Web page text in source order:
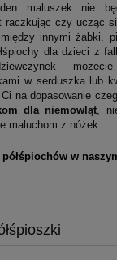
maluszek nie
raczkując czy ucząc
innymi żabki,
dla dzieci z
-
w serduszka lub
na dopasowanie
dla niemowląt ,
maluchom z nóżek.
półśpiochów w